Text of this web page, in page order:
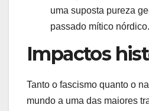
uma suposta pureza
passado mítico nórdico.
Impactos
Tanto o fascismo quanto o
mundo a uma das maiores